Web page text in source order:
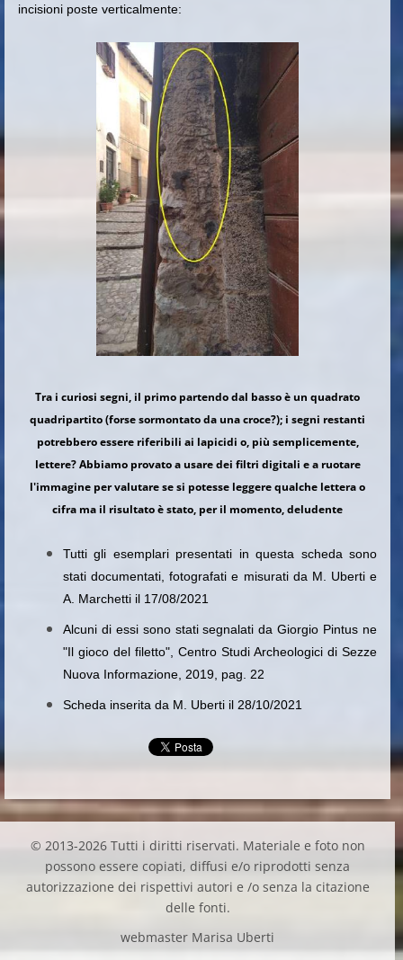
incisioni poste verticalmente:
Tra i curiosi segni, il primo partendo dal basso è un quadrato
quadripartito (forse sormontato da una croce?); i segni restanti
potrebbero essere riferibili ai lapicidi o, più semplicemente,
lettere? Abbiamo provato a usare dei filtri digitali e a ruotare
l'immagine per valutare se si potesse leggere qualche lettera o
cifra ma il risultato è stato, per il momento, deludente
Tutti gli esemplari presentati in questa scheda sono
stati documentati, fotografati e misurati da M. Uberti e
A. Marchetti il 17/08/2021
Alcuni di essi sono stati segnalati da Giorgio Pintus ne
"Il gioco del filetto", Centro Studi Archeologici di Sezze
Nuova Informazione, 2019, pag. 22
Scheda inserita da M. Uberti il 28/10/2021
© 2013-2026 Tutti i diritti riservati. Materiale e foto non
possono essere copiati, diffusi e/o riprodotti senza
autorizzazione dei rispettivi autori e /o senza la citazione
delle fonti.
webmaster Marisa Uberti